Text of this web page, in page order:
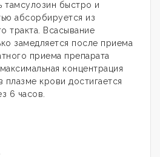
тамсулозин быстро и
абсорбируется из
тракта. Всасывание
замедляется после приема
приема препарата
концентрация
плазме крови достигается
6 часов.